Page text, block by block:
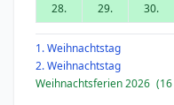
28.
29. 30.
1. Weihnachtstag
2. Weihnachtstag
Weihnachtsferien 2026 (16